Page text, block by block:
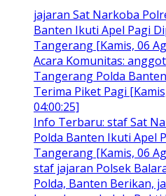
jajaran Sat Narkoba
Banten Ikuti Apel Pagi
Tangerang [Kamis, 06
Acara Komunitas:
Tangerang Polda
Terima Piket Pagi
04:00:25]
Info Terbaru: staf Sat
Polda Banten Ikuti Apel
Tangerang [Kamis, 06
staf jajaran Polsek
Polda, Banten Berikan,